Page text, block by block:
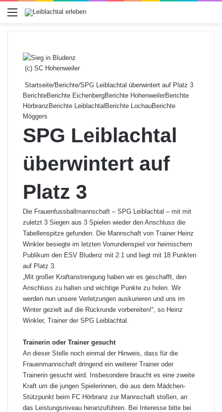
Menü
(c) SC Hohenweiler
Startseite/Berichte/SPG Leiblachtal überwintert auf Platz 3
BerichteBerichte EichenbergBerichte HohenweilerBerichte
Hörbranz Berichte Leiblachtal Berichte LochauBerichte
Möggers
SPG Leiblachtal
überwintert auf
Platz 3
Die Frauenfussballmannschaft – SPG Leiblachtal – mit mit
zuletzt 3 Siegen aus 3 Spielen wieder den Anschluss die
Tabellenspitze gefunden. Die Mannschaft von Trainer Heinz
Winkler besiegte im letzten Vorrundenspiel vor heimischem
Publikum den ESV Bludenz mit 2:1 und liegt mit 18 Punkten
auf Platz 3.
„Mit großer Kraftanstrengung haben wir es geschafft, den
Anschluss zu halten und wichtige Punkte zu holen. Wir
werden nun unsere Verletzungen auskurieren und uns im
Winter gezielt auf die Rückrunde vorbereiten!“, so Heinz
Winkler, Trainer der SPG Leiblachtal.
Trainerin oder Trainer gesucht
An dieser Stelle noch einmal der Hinweis, dass für die
Frauenmannschaft dringend ein weiterer Trainer oder
Trainerin gesucht wird. Insbesondere braucht es eine zweite
Kraft um die jungen Spielerinnen, die aus dem Mädchen-
Stützpunkt beim FC Hörbranz zur Mannschaft stoßen, an
das Leistungsniveau heranzuführen. Bei Interesse bitte bei